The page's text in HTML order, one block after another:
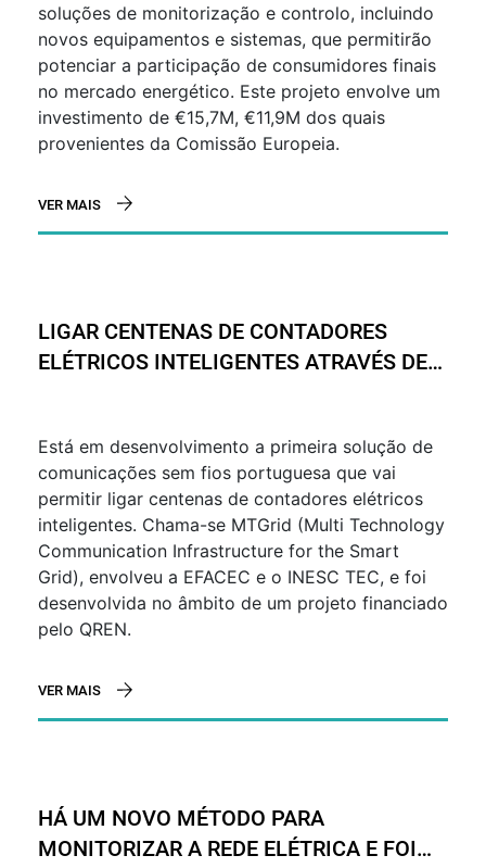
soluções de monitorização e controlo, incluindo
novos equipamentos e sistemas, que permitirão
potenciar a participação de consumidores finais
no mercado energético. Este projeto envolve um
investimento de €15,7M, €11,9M dos quais
provenientes da Comissão Europeia.
VER MAIS
LIGAR CENTENAS DE CONTADORES
ELÉTRICOS INTELIGENTES ATRAVÉS DE
Está em desenvolvimento a primeira solução de
comunicações sem fios portuguesa que vai
permitir ligar centenas de contadores elétricos
inteligentes. Chama-se MTGrid (Multi Technology
Communication Infrastructure for the Smart
Grid), envolveu a EFACEC e o INESC TEC, e foi
desenvolvida no âmbito de um projeto financiado
pelo QREN.
VER MAIS
HÁ UM NOVO MÉTODO PARA
MONITORIZAR A REDE ELÉTRICA E FOI